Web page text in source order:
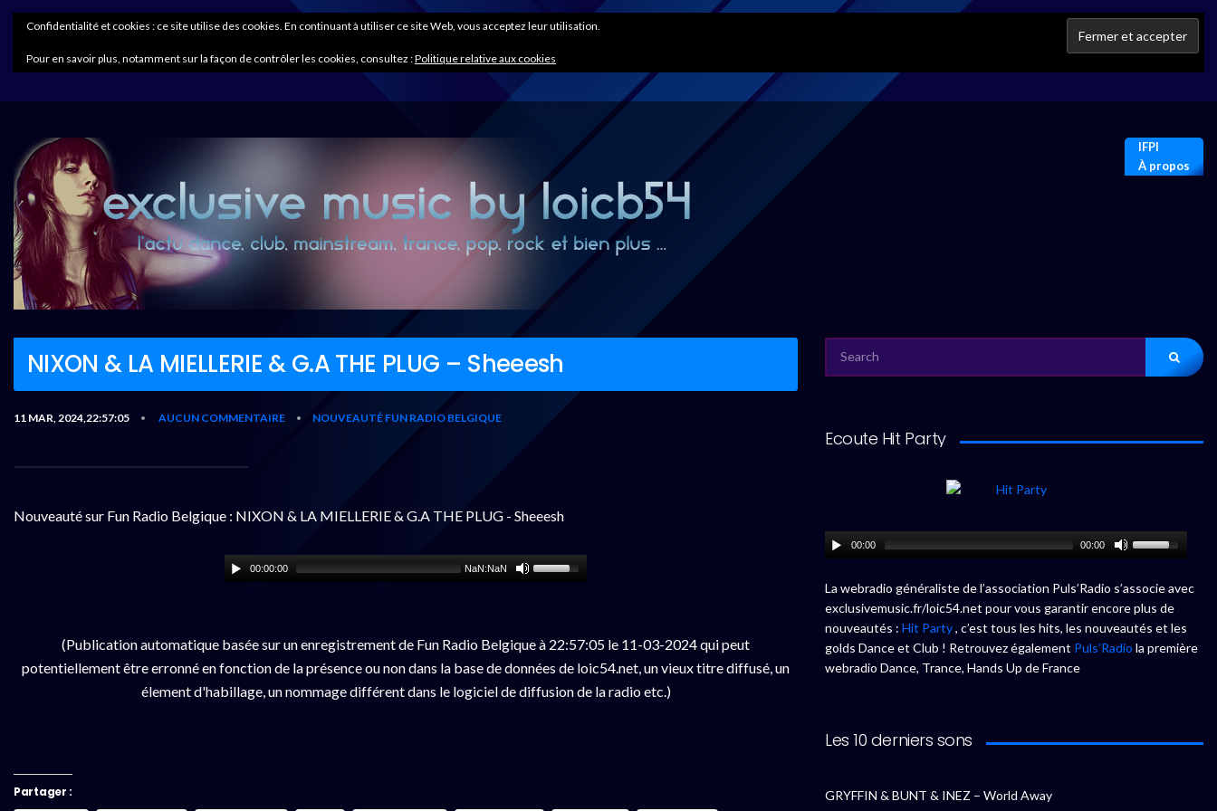
IFPI
À propos
NIXON & LA MIELLERIE & G.A THE PLUG – Sheeesh
11 MAR, 2024,22:57:05 • AUCUN COMMENTAIRE • NOUVEAUTÉ FUN RADIO BELGIQUE
Nouveauté sur Fun Radio Belgique : NIXON & LA MIELLERIE & G.A THE PLUG - Sheeesh
00:00:00 NaN:NaN
(Publication automatique basée sur un enregistrement de Fun Radio Belgique à 22:57:05 le 11-03-2024 qui peut
potentiellement être erronné en fonction de la présence ou non dans la base de données de loic54.net, un vieux titre diffusé, un
élement d'habillage, un nommage différent dans le logiciel de diffusion de la radio etc.)
Partager :
FOR:
Ecoute Hit Party
00:00 00:00
La webradio généraliste de l’association Puls’Radio s’associe avec
exclusivemusic.fr/loic54.net pour vous garantir encore plus de
nouveautés : Hit Party, c’est tous les hits, les nouveautés et les
golds Dance et Club ! Retrouvez également Puls’Radio la première
webradio Dance, Trance, Hands Up de France
Les 10 derniers sons
GRYFFIN & BUNT & INEZ – World Away
Confidentialité et cookies : ce site utilise des cookies. En continuant à utiliser ce site Web, vous acceptez leur utilisation.
Pour en savoir plus, notamment sur la façon de contrôler les cookies, consultez :Politique relative aux cookies